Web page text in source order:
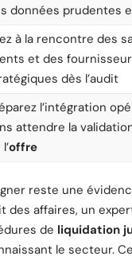
données prudentes
à la rencontre des
et des
dès l’audit
l’intégration
attendre la
offre
reste une
des affaires, un
de liquidation
le secteur.